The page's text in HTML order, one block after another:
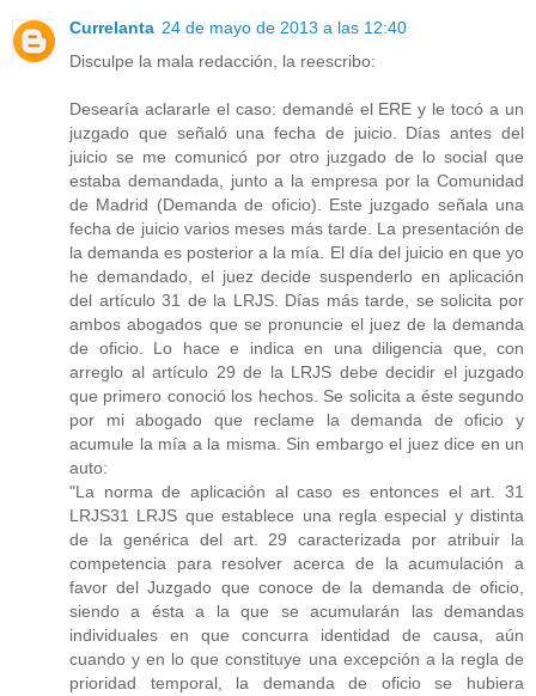
Currelanta 24 de mayo de 2013 a las 12:40
Disculpe la mala redacción, la reescribo:
Desearía aclararle el caso: demandé el ERE y le tocó a un
juzgado que señaló una fecha de juicio. Días antes del
juicio se me comunicó por otro juzgado de lo social que
estaba demandada, junto a la empresa por la Comunidad
de Madrid (Demanda de oficio). Este juzgado señala una
fecha de juicio varios meses más tarde. La presentación de
la demanda es posterior a la mía. El día del juicio en que yo
he demandado, el juez decide suspenderlo en aplicación
del artículo 31 de la LRJS. Días más tarde, se solicita por
ambos abogados que se pronuncie el juez de la demanda
de oficio. Lo hace e indica en una diligencia que, con
arreglo al artículo 29 de la LRJS debe decidir el juzgado
que primero conoció los hechos. Se solicita a éste segundo
por mi abogado que reclame la demanda de oficio y
acumule la mía a la misma. Sin embargo el juez dice en un
auto:
"La norma de aplicación al caso es entonces el art. 31
LRJS31 LRJS que establece una regla especial y distinta
de la genérica del art. 29 caracterizada por atribuir la
competencia para resolver acerca de la acumulación a
favor del Juzgado que conoce de la demanda de oficio,
siendo a ésta a la que se acumularán las demandas
individuales en que concurra identidad de causa, aún
cuando y en lo que constituye una excepción a la regla de
prioridad temporal, la demanda de oficio se hubiera